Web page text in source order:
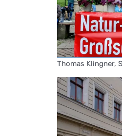
Thomas Klingner,